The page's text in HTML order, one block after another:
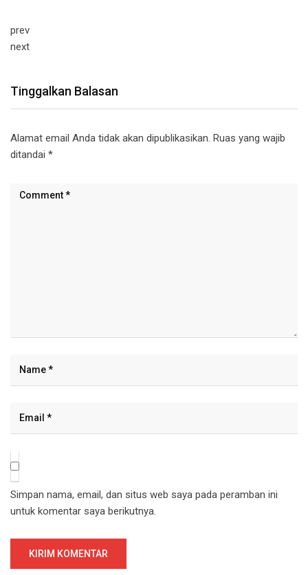
prev
next
Tinggalkan Balasan
Alamat email Anda tidak akan dipublikasikan. Ruas yang wajib
ditandai *
Simpan nama, email, dan situs web saya pada peramban ini
untuk komentar saya berikutnya.